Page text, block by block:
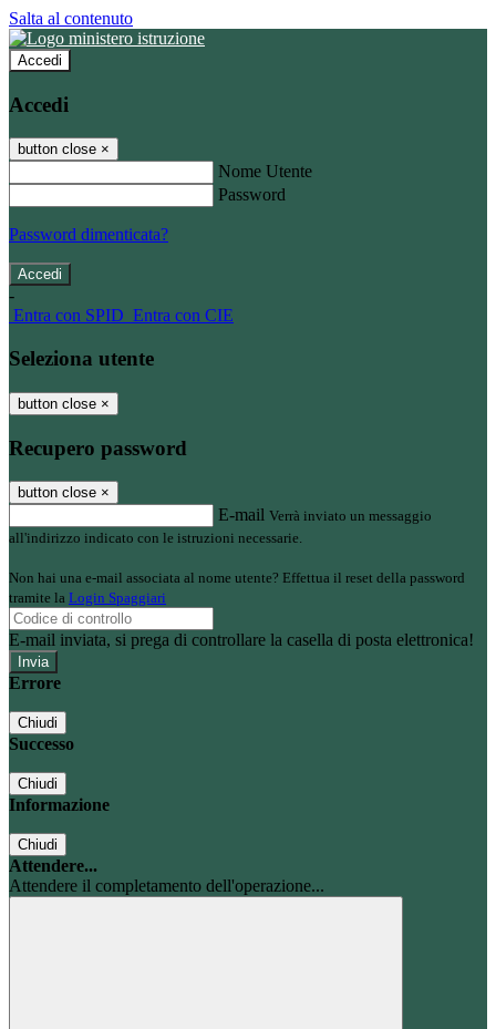
Salta al contenuto
Accedi
Accedi
button close ×
Nome Utente
Password
Password dimenticata?
-
Entra con SPID Entra con CIE
Seleziona utente
button close ×
Recupero password
button close ×
E-mail Verrà inviato un messaggio
all'indirizzo indicato con le istruzioni necessarie.
Non hai una e-mail associata al nome utente? Effettua il reset della password
tramite la Login Spaggiari
E-mail inviata, si prega di controllare la casella di posta elettronica!
Errore
Chiudi
Successo
Chiudi
Informazione
Chiudi
Attendere...
Attendere il completamento dell'operazione...